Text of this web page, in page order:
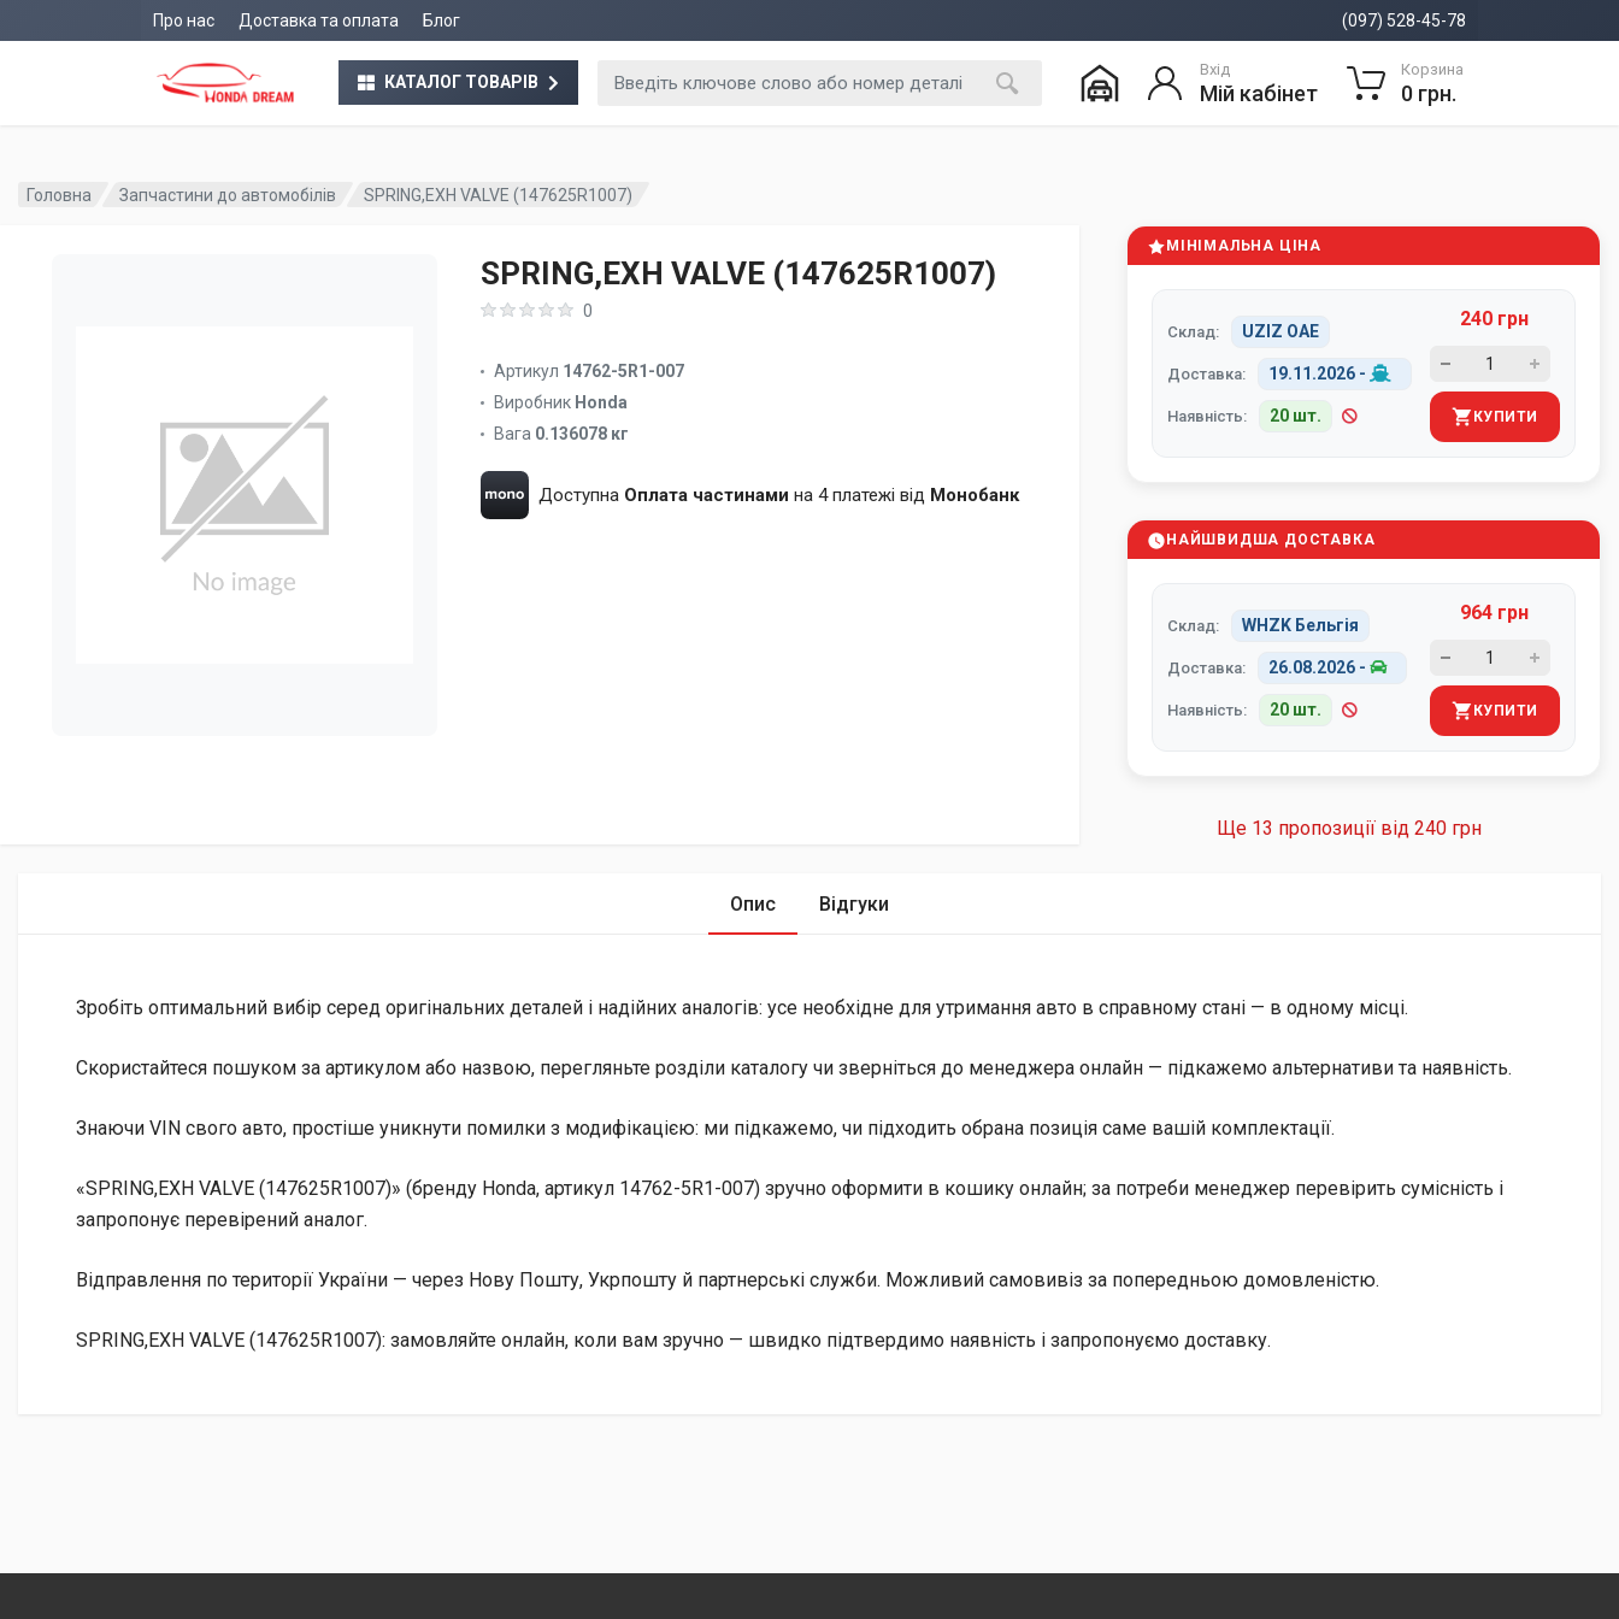
Про нас Доставка та оплата Блог (097) 528-45-78
КАТАЛОГ ТОВАРІВ
Вхід
Мій кабінет
Корзина
0 грн.
Головна Запчастини до автомобілів SPRING,EXH VALVE (147625R1007)
SPRING,EXH VALVE (147625R1007)
0
Артикул 14762-5R1-007
Виробник Honda
Вага 0.136078 кг
Доступна Оплата частинами на 4 платежі від Монобанк
МІНІМАЛЬНА ЦІНА
Склад: UZIZ ОАЕ
Доставка: 19.11.2026 -
Наявність: 20 шт.
240 грн
КУПИТИ
НАЙШВИДША ДОСТАВКА
Склад: WHZK Бельгія
Доставка: 26.08.2026 -
Наявність: 20 шт.
964 грн
КУПИТИ
Ще 13 пропозиції від 240 грн
Опис Відгуки
Зробіть оптимальний вибір серед оригінальних деталей і надійних аналогів: усе необхідне для утримання авто в справному стані — в одному місці.
Скористайтеся пошуком за артикулом або назвою, перегляньте розділи каталогу чи зверніться до менеджера онлайн — підкажемо альтернативи та наявність.
Знаючи VIN свого авто, простіше уникнути помилки з модифікацією: ми підкажемо, чи підходить обрана позиція саме вашій комплектації.
«SPRING,EXH VALVE (147625R1007)» (бренду Honda, артикул 14762-5R1-007) зручно оформити в кошику онлайн; за потреби менеджер перевірить сумісність і
запропонує перевірений аналог.
Відправлення по території України — через Нову Пошту, Укрпошту й партнерські служби. Можливий самовивіз за попередньою домовленістю.
SPRING,EXH VALVE (147625R1007): замовляйте онлайн, коли вам зручно — швидко підтвердимо наявність і запропонуємо доставку.